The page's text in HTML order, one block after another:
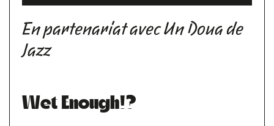
En partenariat avec Un Doua de
Jazz
Wet Enough!?